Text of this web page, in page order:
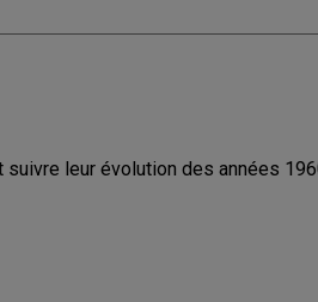
leur évolution des années